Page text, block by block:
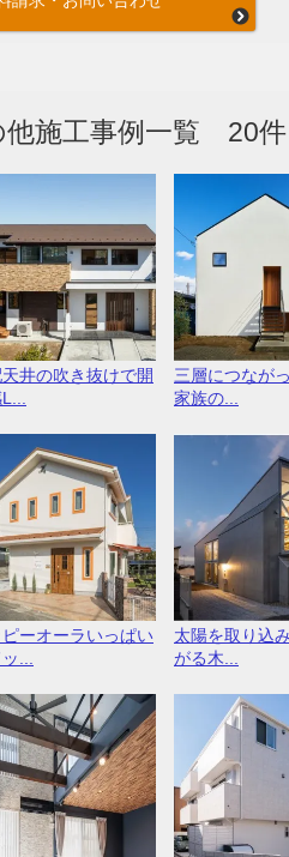
施工事例一覧 20件
井の吹き抜けで開
三層につなが
家族の...
ーオーラいっぱい
...
太陽を取り込
がる木...